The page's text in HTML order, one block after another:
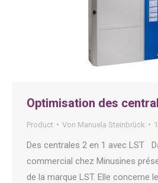
Optimisation des
Product Von Manuela Steinbrück
Des centrales 2 en 1 avec LST
commercial chez Minusines
de la marque LST. Elle concerne